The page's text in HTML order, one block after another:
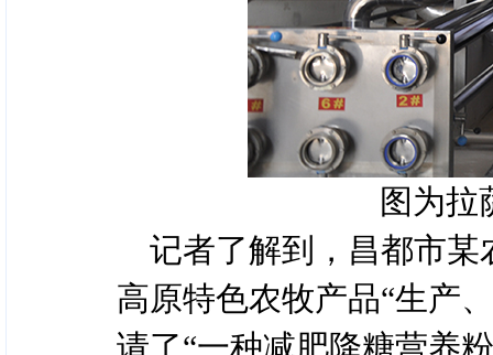
图为拉
记者了解到，昌都市
高原特色农牧产品“生产
请了“一种减肥降糖营养